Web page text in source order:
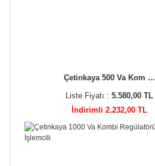
Çetinkaya 500 Va Kom ...
Liste Fiyatı : 5.580,00 TL
İndirimli 2.232,00 TL